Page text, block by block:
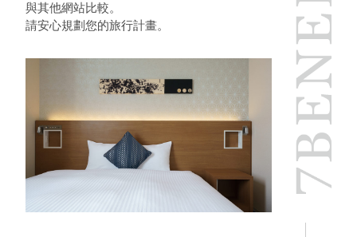
與其他網站比較。
請安心規劃您的旅行計畫。